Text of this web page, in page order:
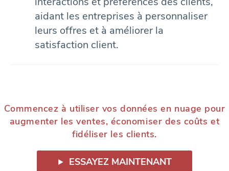
aidant les entreprises à personnaliser
leurs offres et à améliorer la
satisfaction client.
Commencez à utiliser vos données en nuage pour
augmenter les ventes, économiser des coûts et
fidéliser les clients.
ESSAYEZ MAINTENANT